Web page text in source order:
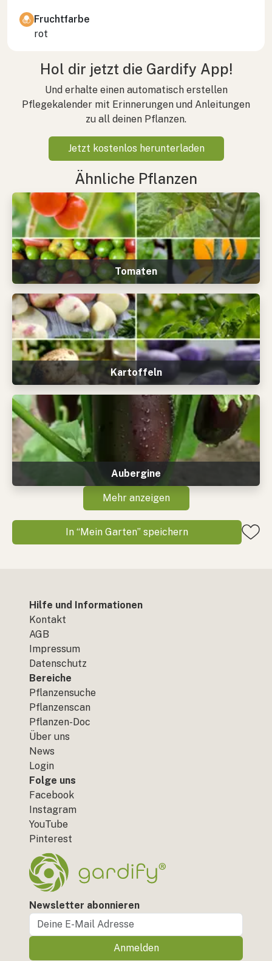
Fruchtfarbe
rot
Hol dir jetzt die Gardify App!
Und erhalte einen automatisch erstellen
Pflegekalender mit Erinnerungen und Anleitungen
zu all deinen Pflanzen.
Jetzt kostenlos herunterladen
Ähnliche Pflanzen
Tomaten
Kartoffeln
Aubergine
Mehr anzeigen
In “Mein Garten” speichern
Hilfe und Informationen
Kontakt
AGB
Impressum
Datenschutz
Bereiche
Pflanzensuche
Pflanzenscan
Pflanzen-Doc
Über uns
News
Login
Folge uns
Facebook
Instagram
YouTube
Pinterest
Newsletter abonnieren
Anmelden